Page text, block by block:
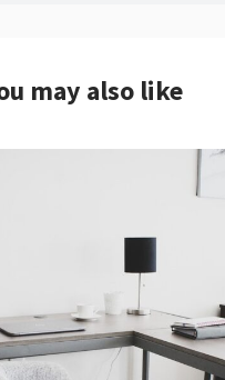
may also like